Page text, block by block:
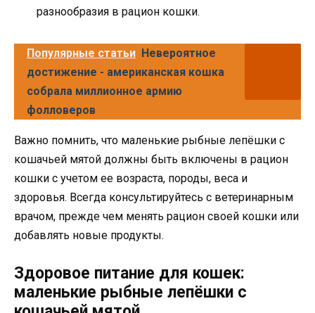
разнообразия в рацион кошки.
Популярные статьи Невероятное
достижение - американская кошка
собрала миллионное армию
фолловеров
Важно помнить, что маленькие рыбные лепёшки с
кошачьей мятой должны быть включены в рацион
кошки с учетом ее возраста, породы, веса и
здоровья. Всегда консультируйтесь с ветеринарным
врачом, прежде чем менять рацион своей кошки или
добавлять новые продукты.
Здоровое питание для кошек:
маленькие рыбные лепёшки с